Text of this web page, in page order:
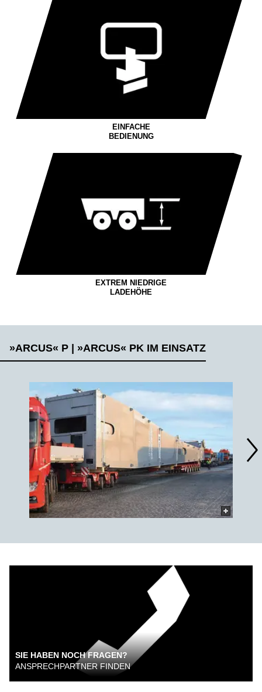
EINFACHE
BEDIENUNG
EXTREM NIEDRIGE
LADEHÖHE
»ARCUS« P | »ARCUS« PK IM EINSATZ
SIE HABEN NOCH FRAGEN?
ANSPRECHPARTNER FINDEN